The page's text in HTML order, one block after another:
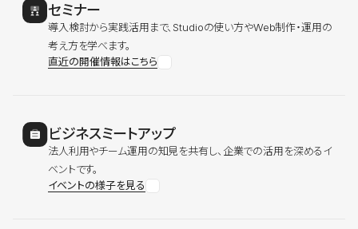
セミナー
導入検討から実践活用まで、Studioの使い方やWeb制作・運用の
考え方を学べます。
直近の開催情報はこちら
ビジネスミートアップ
法人利用やチーム運用の知見を共有し、企業での活用を深めるイ
ベントです。
イベントの様子を見る